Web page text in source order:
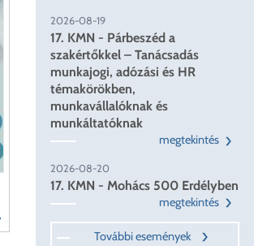
2026-08-19
17. KMN - Párbeszéd a
szakértőkkel – Tanácsadás
munkajogi, adózási és HR
témakörökben,
munkavállalóknak és
munkáltatóknak
megtekintés
2026-08-20
17. KMN - Mohács 500 Erdélyben
megtekintés
További események